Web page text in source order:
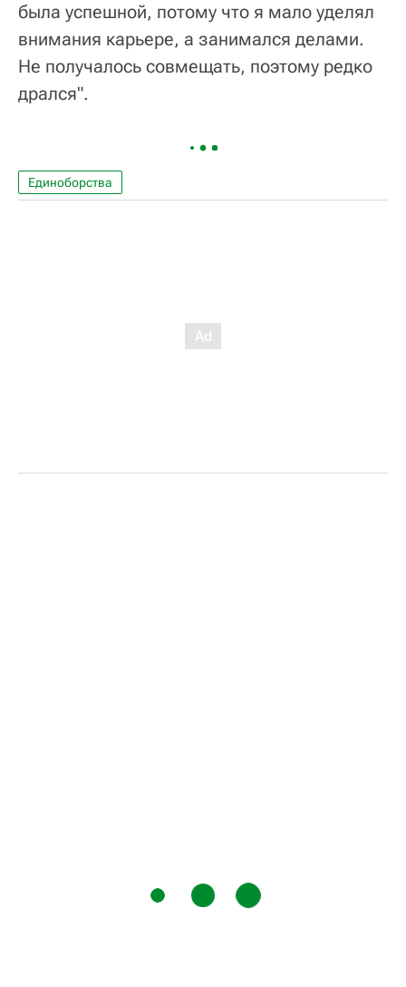
была успешной, потому что я мало уделял
внимания карьере, а занимался делами.
Не получалось совмещать, поэтому редко
дрался".
Единоборства